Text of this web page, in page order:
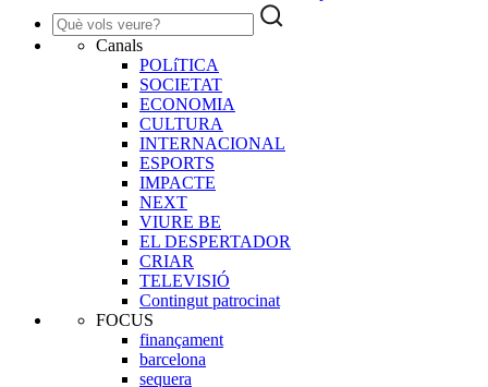
Canals
POLíTICA
SOCIETAT
ECONOMIA
CULTURA
INTERNACIONAL
ESPORTS
IMPACTE
NEXT
VIURE BE
EL DESPERTADOR
CRIAR
TELEVISIÓ
Contingut patrocinat
FOCUS
finançament
barcelona
sequera